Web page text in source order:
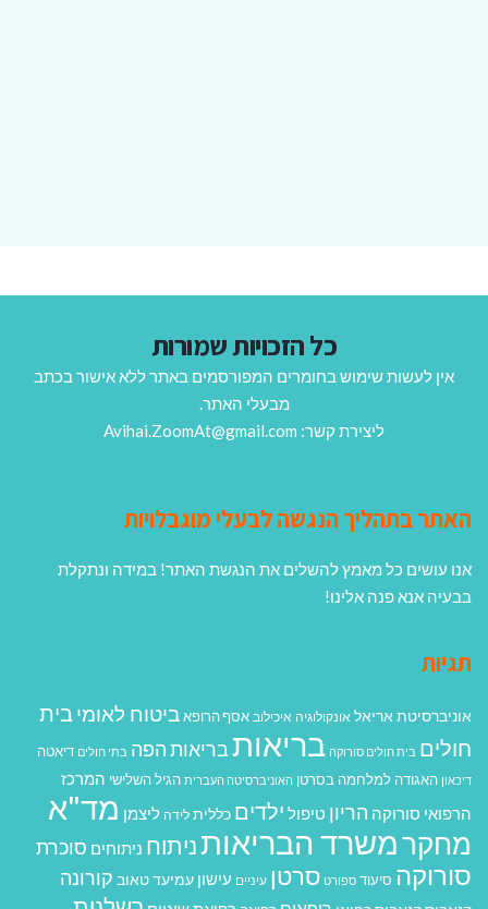
כל הזכויות שמורות
אין לעשות שימוש בחומרים המפורסמים באתר ללא אישור בכתב
מבעלי האתר.
ליצירת קשר: Avihai.ZoomAt@gmail.com
האתר בתהליך הנגשה לבעלי מוגבלויות
אנו עושים כל מאמץ להשלים את הנגשת האתר! במידה ונתקלת
בבעיה אנא פנה אלינו!
תגיות
אוניברסיטת אריאל אונקולוגיה איכילוב אסף הרופא ביטוח לאומיבית
חולים בית חולים סורוקה בריאותבריאות הפה בתי חולים דיאטה
דיכאון האגודה למלחמה בסרטן האוניברסיטה העברית הגיל השלישי המרכז
הרפואי סורוקה הריון טיפול ילדים כללית לידה ליצמן מד"א
מחקרמשרד הבריאותניתוח ניתוחים סוכרת
סורוקה סיעוד ספורט סרטן עיניים עישון עמיעד טאוב קורונה